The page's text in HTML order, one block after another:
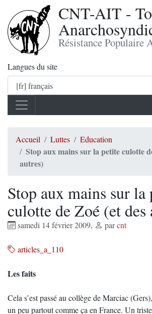
CNT-AIT -
Résistance Populaire
Langues du site
Accueil Luttes Education
Stop aux mains sur la petite culotte
autres)
Stop aux mains sur la
culotte de Zoé (et des
samedi 14 février 2009, parcnt
articles_a_110
Les faits
Cela s’est passé au collège de Marciac
un peu partout comme ça en France. Un